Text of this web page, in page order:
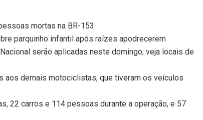
mortas na BR-153
parquinho infantil após raízes apodrecerem
serão aplicadas neste domingo; veja locais de
aos demais motociclistas, que tiveram os veículos
22 carros e 114 pessoas durante a operação, e 57